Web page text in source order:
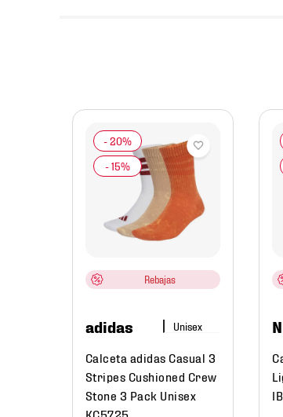
Rebajas
adidas
Calceta adidas Casual 3
Stripes Cushioned Crew
Stone 3 Pack Unisex
KC5725